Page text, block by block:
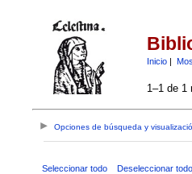
Inicio|
1–1 de 1
Opciones de búsqueda y
Seleccionar todo Deseleccionar todo